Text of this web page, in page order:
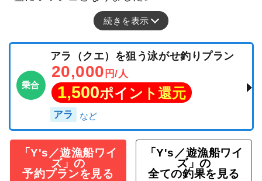
続きを表示
乗合
アラ（クエ）を狙う泳がせ釣りプラン
20,000 円/人
1,500ポイント還元
アラ
「Y's／遊漁船ワイ
ズ」の
予約プランを見る
「Y's／遊漁船ワイ
ズ」の
全ての釣果を見る